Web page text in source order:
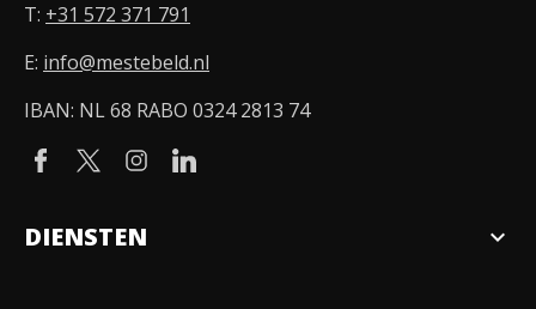
T: +31 572 371 791
E: info@mestebeld.nl
IBAN: NL 68 RABO 0324 2813 74
DIENSTEN expand_more